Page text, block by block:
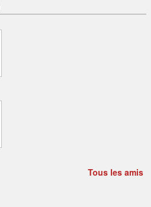
Tous les amis